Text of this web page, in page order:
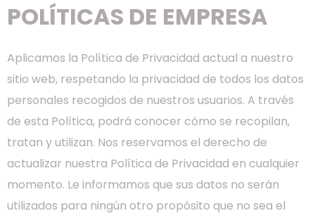
POLÍTICAS DE EMPRESA
Aplicamos la Política de Privacidad actual a nuestro
sitio web, respetando la privacidad de todos los datos
personales recogidos de nuestros usuarios. A través
de esta Política, podrá conocer cómo se recopilan,
tratan y utilizan. Nos reservamos el derecho de
actualizar nuestra Política de Privacidad en cualquier
momento. Le informamos que sus datos no serán
utilizados para ningún otro propósito que no sea el